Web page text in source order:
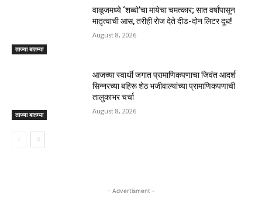
ताज्या बातम्या
वाळूजमध्ये ‘शब्बो’चा मायेचा चमत्कार; सात वर्षांपासून
मातृत्वाची आस, तरीही रोज देते दीड-दोन लिटर दूध!
August 8, 2026
ताज्या बातम्या
आजच्या स्वार्थी जगात प्रामाणिकपणाचा जिवंत आदर्श
सिन्नरच्या बहिरू शेठ भजीवाल्यांच्या प्रामाणिकपणाची
तालुकाभर चर्चा
August 8, 2026
- Advertisment -